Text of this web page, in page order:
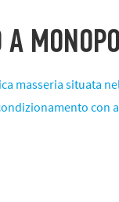
masseria situata
con